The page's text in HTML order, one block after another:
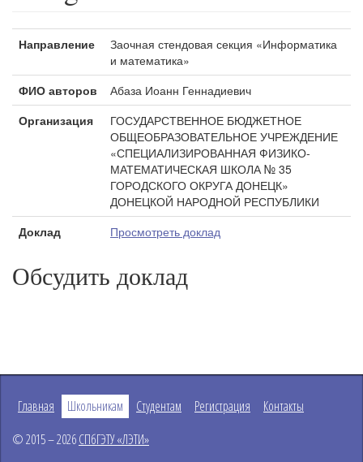
Направление
Заочная стендовая секция «Информатика
и математика»
ФИО авторов
Абаза Иоанн Геннадиевич
Организация
ГОСУДАРСТВЕННОЕ БЮДЖЕТНОЕ
ОБЩЕОБРАЗОВАТЕЛЬНОЕ УЧРЕЖДЕНИЕ
«СПЕЦИАЛИЗИРОВАННАЯ ФИЗИКО-
МАТЕМАТИЧЕСКАЯ ШКОЛА № 35
ГОРОДСКОГО ОКРУГА ДОНЕЦК»
ДОНЕЦКОЙ НАРОДНОЙ РЕСПУБЛИКИ
Доклад
Просмотреть доклад
Обсудить доклад
Главная Школьникам Студентам Регистрация
Контакты
© 2015 – 2026СПбГЭТУ «ЛЭТИ»